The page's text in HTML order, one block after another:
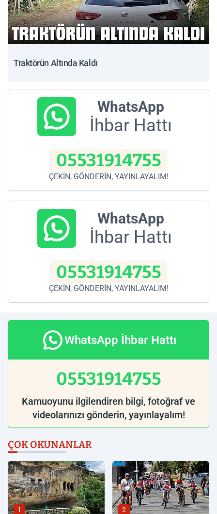
Traktörün Altında Kaldı
WhatsApp
İhbar Hattı
05531914755
ÇEKİN, GÖNDERİN, YAYINLAYALIM!
WhatsApp
İhbar Hattı
05531914755
ÇEKİN, GÖNDERİN, YAYINLAYALIM!
WhatsApp İhbar Hattı
05531914755
Kamuoyunu ilgilendiren bilgi, fotoğraf ve
videolarınızı gönderin, yayınlayalım!
ÇOK OKUNANLAR
1 2